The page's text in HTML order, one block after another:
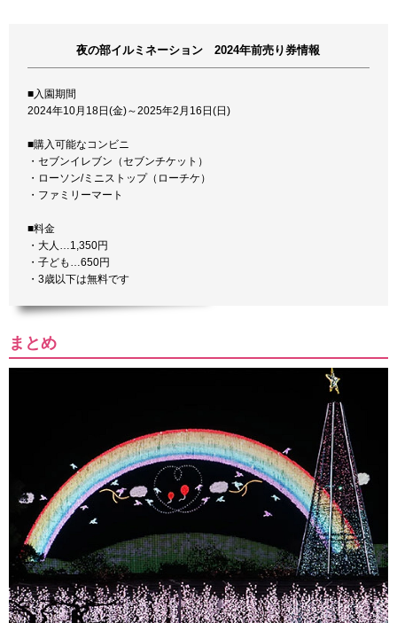
夜の部イルミネーション 2024年前売り券情報
■入園期間
2024年10月18日(金)～2025年2月16日(日)
■購入可能なコンビニ
・セブンイレブン（セブンチケット）
・ローソン/ミニストップ（ローチケ）
・ファミリーマート
■料金
・大人…1,350円
・子ども…650円
・3歳以下は無料です
まとめ